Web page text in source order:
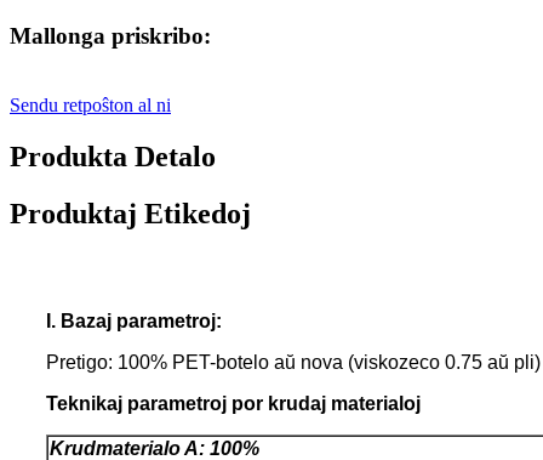
Mallonga priskribo:
Sendu retpoŝton al ni
Produkta Detalo
Produktaj Etikedoj
I. Bazaj parametroj:
Pretigo: 100% PET-botelo aŭ nova (viskozeco 0.75 aŭ pli)
Teknikaj parametroj por krudaj materialoj
Krudmaterialo A: 100%